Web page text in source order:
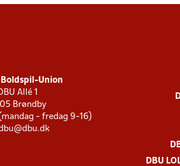
Boldspil-Union
Allé 1
Brøndby
- fredag 9-16)
DBU